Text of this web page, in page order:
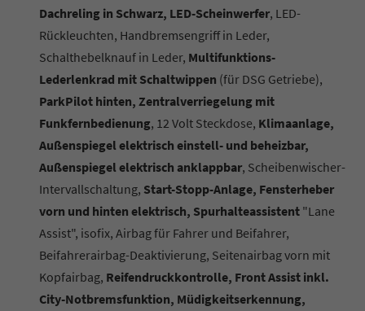
Dachreling in Schwarz, LED-Scheinwerfer, LED-
Rückleuchten, Handbremsengriff in Leder,
Schalthebelknauf in Leder, Multifunktions-
Lederlenkrad mit Schaltwippen (für DSG Getriebe),
ParkPilot hinten, Zentralverriegelung mit
Funkfernbedienung, 12 Volt Steckdose, Klimaanlage,
Außenspiegel elektrisch einstell- und beheizbar,
Außenspiegel elektrisch anklappbar, Scheibenwischer-
Intervallschaltung, Start-Stopp-Anlage, Fensterheber
vorn und hinten elektrisch, Spurhalteassistent "Lane
Assist", isofix, Airbag für Fahrer und Beifahrer,
Beifahrerairbag-Deaktivierung, Seitenairbag vorn mit
Kopfairbag, Reifendruckkontrolle, Front Assist inkl.
City-Notbremsfunktion, Müdigkeitserkennung,